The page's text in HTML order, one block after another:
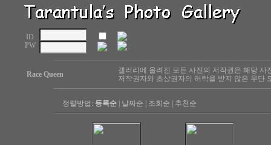
ID
PW
Race Queen
갤러리에 올려진 모든 사진의 저작권은 해당
저작권자와 초상권자의 허락을 받지 않은 무단
정렬방법: 등록순 날짜순 조회순 추천순